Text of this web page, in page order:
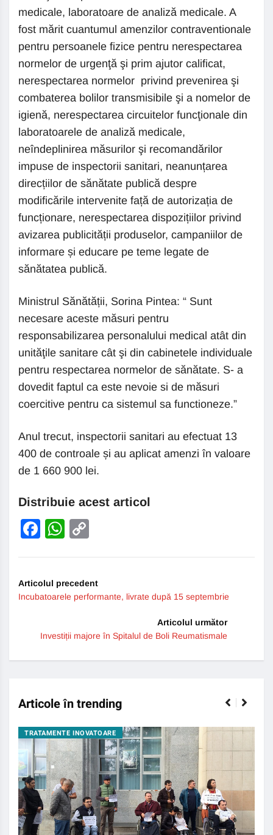
medicale, laboratoare de analiză medicale. A
fost mărit cuantumul amenzilor contraventionale
pentru persoanele fizice pentru nerespectarea
normelor de urgenţă şi prim ajutor calificat,
nerespectarea normelor privind prevenirea şi
combaterea bolilor transmisibile şi a nomelor de
igienă, nerespectarea circuitelor funcţionale din
laboratoarele de analiză medicale,
neîndeplinirea măsurilor şi recomandărilor
impuse de inspectorii sanitari, neanunțarea
direcțiilor de sănătate publică despre
modificările intervenite față de autorizația de
funcționare, nerespectarea dispozițiilor privind
avizarea publicității produselor, campaniilor de
informare și educare pe teme legate de
sănătatea publică.
Ministrul Sănătății, Sorina Pintea: “ Sunt
necesare aceste măsuri pentru
responsabilizarea personalului medical atât din
unităţile sanitare cât şi din cabinetele individuale
pentru respectarea normelor de sănătate. S- a
dovedit faptul ca este nevoie si de măsuri
coercitive pentru ca sistemul sa functioneze.”
Anul trecut, inspectorii sanitari au efectuat 13
400 de controale și au aplicat amenzi în valoare
de 1 660 900 lei.
Distribuie acest articol
Facebook
WhatsApp
Articolul precedent
Incubatoarele performante, livrate după 15 septembrie
Articolul următor
Investiții majore în Spitalul de Boli Reumatismale
Articole în trending
TRATAMENTE INOVATOARE